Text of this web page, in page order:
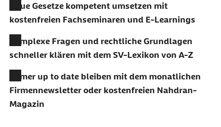
Neue Gesetze kompetent umsetzen mit
kostenfreien Fachseminaren undE-Learnings
Komplexe Fragen und rechtliche Grundlagen
schneller klären mit dem SV-Lexikon von A-Z
Immer up to date bleiben mit dem monatlichen
Firmennewsletter oder kostenfreien Nahdran-
Magazin